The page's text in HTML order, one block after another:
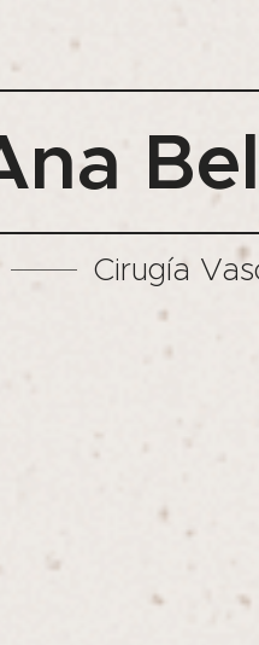
Cirugía